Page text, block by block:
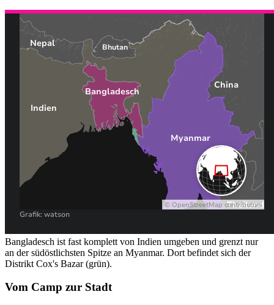
Bangladesch ist fast komplett von Indien umgeben und grenzt nur
an der südöstlichsten Spitze an Myanmar. Dort befindet sich der
Distrikt Cox's Bazar (grün).
Vom Camp zur Stadt